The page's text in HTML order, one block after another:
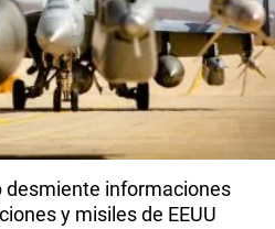
desmiente informaciones
y misiles de EEUU